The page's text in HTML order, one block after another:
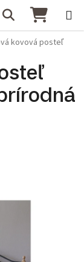
Hľadať
kovová posteľ